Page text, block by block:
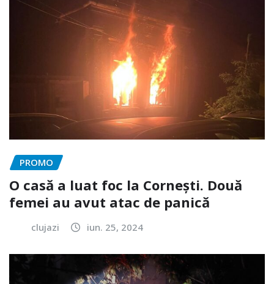
PROMO
O casă a luat foc la Cornești. Două
femei au avut atac de panică
clujazi iun. 25, 2024